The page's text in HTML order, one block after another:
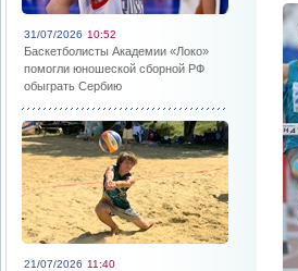
31/07/2026 10:52
Баскетболисты Академии «Локо»
помогли юношеской сборной РФ
обыграть Сербию
21/07/2026 11:40